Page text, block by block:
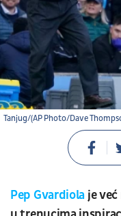
Tanjug/(AP Photo/Dave
Pep Gvardiola je